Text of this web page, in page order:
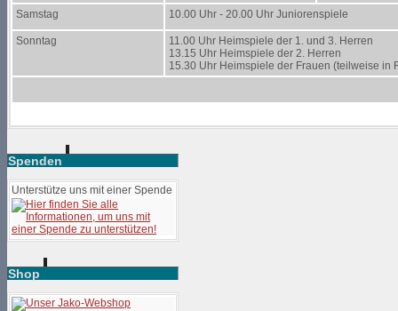
Samstag
10.00 Uhr - 20.00 Uhr Juniorenspiele
Sonntag
11.00 Uhr Heimspiele der 1. und 3. Herren
13.15 Uhr Heimspiele der 2. Herren
15.30 Uhr Heimspiele der Frauen (teilweise in
Spenden
Unterstütze uns mit einer Spende
Shop